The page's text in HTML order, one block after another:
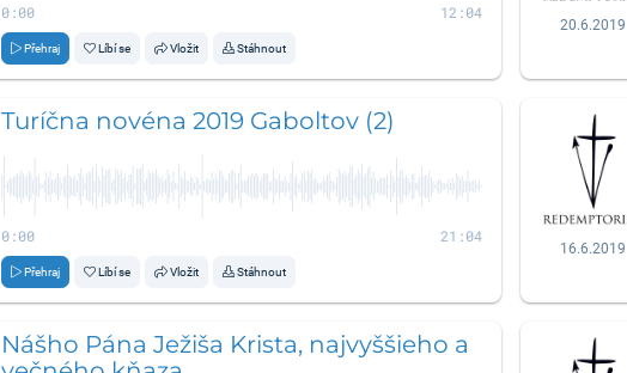
0:00 12:04
Přehraj Líbí se Vložit Stáhnout
20.6.2019
Turíčna novéna 2019 Gaboltov (2)
0:00 21:04
Přehraj Líbí se Vložit Stáhnout
16.6.2019
Nášho Pána Ježiša Krista, najvyššieho a